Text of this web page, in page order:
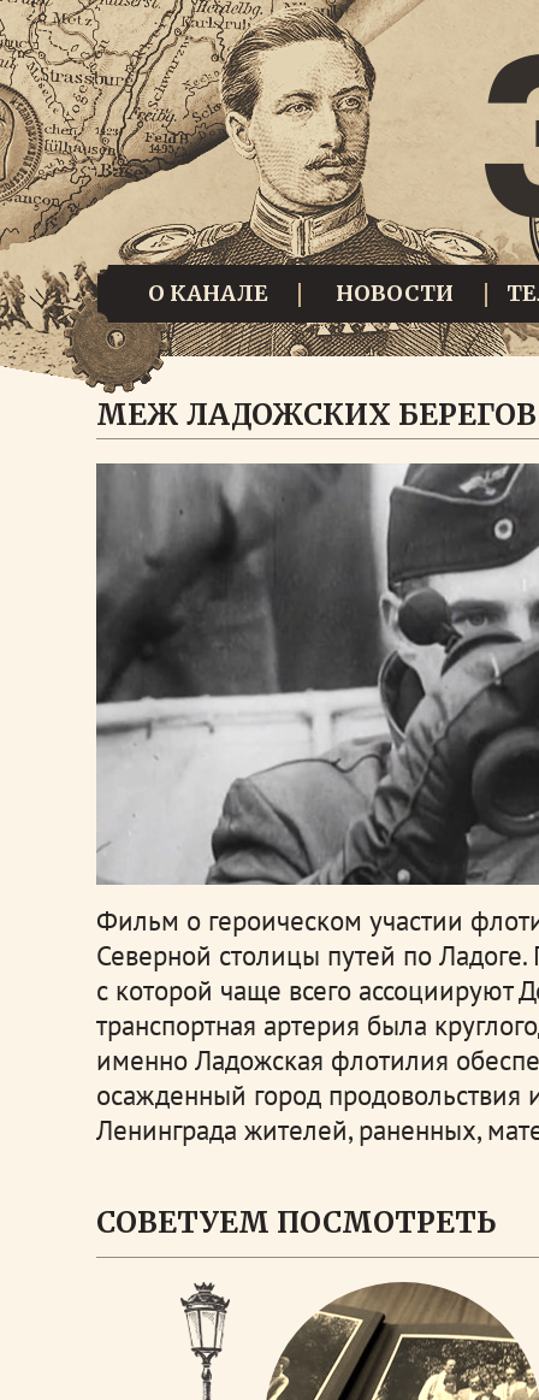
О КАНАЛЕ НОВОСТИ
МЕЖ ЛАДОЖСКИХ БЕРЕГОВ
Фильм о героическом участии
Северной столицы путей по
с которой чаще всего ассоциируют
транспортная артерия была
именно Ладожская флотилия
осажденный город
Ленинграда жителей, раненных,
СОВЕТУЕМ ПОСМОТРЕТЬ